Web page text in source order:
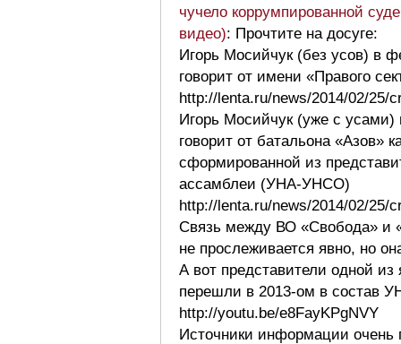
чучело коррумпированной
видео): Прочтите на досуге:
Игорь Мосийчук (без усов) в
говорит от имени «Правого
http://lenta.ru/news/2014/02/25/
Игорь Мосийчук (уже с усами)
говорит от батальона «Азов»
сформированной из
ассамблеи (УНА-УНСО)
http://lenta.ru/news/2014/02/25/
Связь между ВО «Свобода» и
не прослеживается явно, но
А вот представители одной
перешли в 2013-ом в состав
http://youtu.be/e8FayKPgNVY
Источники информации очень